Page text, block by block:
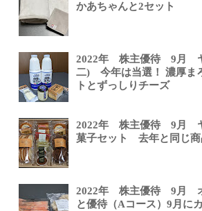
かあちゃんと2セット
2022年 株主優待 9月
二) 今年は当選！ 濃厚ま
トとずっしりチーズ
2022年 株主優待 9月
菓子セット 去年と同じ商
2022年 株主優待 9月
と優待（Aコース）9月に